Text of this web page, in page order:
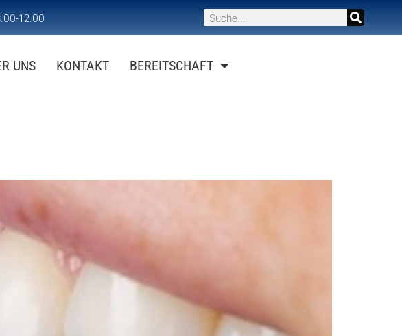
12.00
UNS KONTAKT BEREITSCHAFT